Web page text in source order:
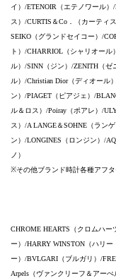
イ）/ETENOIR（エテノワール
ス）/CURTIS＆Co．（カーティ
SEIKO（グランドセイコー）/
ト）/CHARRIOL（シャリオー
ル）/SINN（ジン）/ZENITH（ゼ
ル）/Christian Dior（ディオール
ン）/PIAGET（ピアジェ）/
ル＆ロス）/Poiray（ポアレ）/
ス）/A LANGE＆SOHNE（ラン
ン）/LONGINES（ロンジン）/
ノ）
※その他ブランド時計各種アフタ
CHROME HEARTS（クロムハ
ー）/HARRY WINSTON（ハリ
ー）/BVLGARI（ブルガリ）/
Arpels（ヴァンクリーフ＆アー